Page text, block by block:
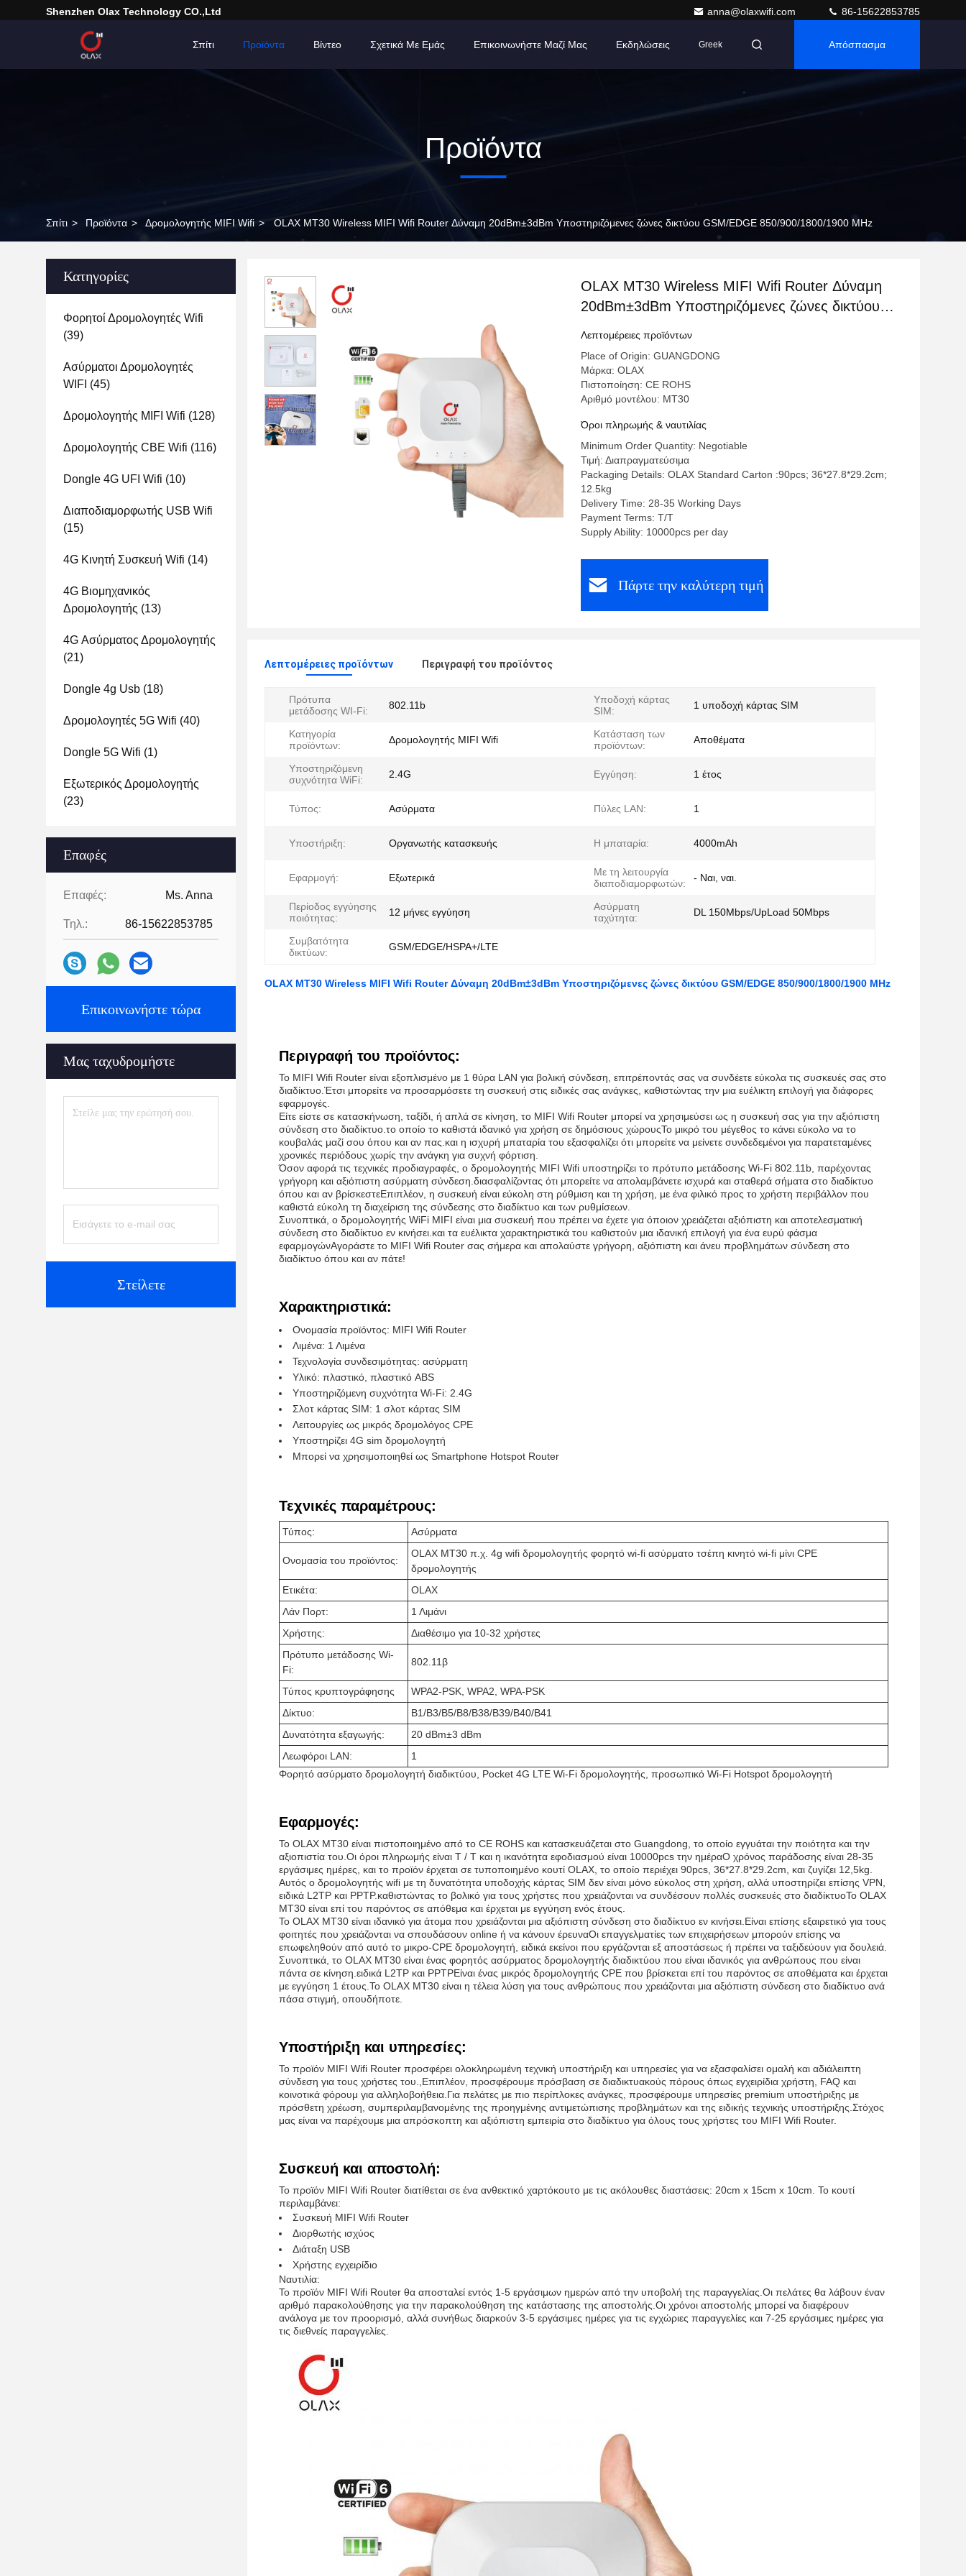
Shenzhen Olax Technology CO.,Ltd anna@olaxwifi.com 86-15622853785
Σπίτι Προϊόντα Βίντεο Σχετικά Με Εμάς Επικοινωνήστε Μαζί Μας Εκδηλώσεις Greek Απόσπασμα
Προϊόντα
Σπίτι > Προϊόντα > Δρομολογητής MIFI Wifi > OLAX MT30 Wireless MIFI Wifi Router Δύναμη 20dBm±3dBm Υποστηριζόμενες ζώνες δικτύου GSM/EDGE 850/900/1800/1900 MHz
Κατηγορίες
Φορητοί Δρομολογητές Wifi
(39)
Ασύρματοι Δρομολογητές
WIFI (45)
Δρομολογητής MIFI Wifi (128)
Δρομολογητής CBE Wifi (116)
Dongle 4G UFI Wifi (10)
Διαποδιαμορφωτής USB Wifi
(15)
4G Κινητή Συσκευή Wifi (14)
4G Βιομηχανικός
Δρομολογητής (13)
4G Ασύρματος Δρομολογητής
(21)
Dongle 4g Usb (18)
Δρομολογητές 5G Wifi (40)
Dongle 5G Wifi (1)
Εξωτερικός Δρομολογητής
(23)
Επαφές
Επαφές: Ms. Anna
Τηλ.: 86-15622853785
Επικοινωνήστε τώρα
Μας ταχυδρομήστε
Στείλετε
OLAX MT30 Wireless MIFI Wifi Router Δύναμη
20dBm±3dBm Υποστηριζόμενες ζώνες δικτύου
Λεπτομέρειες προϊόντων
Place of Origin: GUANGDONG
Μάρκα: OLAX
Πιστοποίηση: CE ROHS
Αριθμό μοντέλου: MT30
Όροι πληρωμής & ναυτιλίας
Minimum Order Quantity: Negotiable
Τιμή: Διαπραγματεύσιμα
Packaging Details: OLAX Standard Carton :90pcs; 36*27.8*29.2cm;
12.5kg
Delivery Time: 28-35 Working Days
Payment Terms: T/T
Supply Ability: 10000pcs per day
Πάρτε την καλύτερη τιμή
Λεπτομέρειες προϊόντων Περιγραφή του προϊόντος
Πρότυπα
μετάδοσης WI-Fi:
802.11b
Υποδοχή κάρτας
SIM:
1 υποδοχή κάρτας SIM
Κατηγορία
προϊόντων:
Δρομολογητής MIFI Wifi
Κατάσταση των
προϊόντων:
Αποθέματα
Υποστηριζόμενη
συχνότητα WiFi:
2.4G Εγγύηση: 1 έτος
Τύπος: Ασύρματα Πύλες LAN: 1
Υποστήριξη: Οργανωτής κατασκευής Η μπαταρία: 4000mAh
Εφαρμογή: Εξωτερικά
Με τη λειτουργία
διαποδιαμορφωτών:
- Ναι, ναι.
Περίοδος εγγύησης
ποιότητας:
12 μήνες εγγύηση
Ασύρματη
ταχύτητα:
DL 150Mbps/UpLoad 50Mbps
Συμβατότητα
δικτύων:
GSM/EDGE/HSPA+/LTE
OLAX MT30 Wireless MIFI Wifi Router Δύναμη 20dBm±3dBm Υποστηριζόμενες ζώνες δικτύου GSM/EDGE 850/900/1800/1900 MHz
Περιγραφή του προϊόντος:
Το MIFI Wifi Router είναι εξοπλισμένο με 1 θύρα LAN για βολική σύνδεση, επιτρέποντάς σας να συνδέετε εύκολα τις συσκευές σας στο
διαδίκτυο.Έτσι μπορείτε να προσαρμόσετε τη συσκευή στις ειδικές σας ανάγκες, καθιστώντας την μια ευέλικτη επιλογή για διάφορες
εφαρμογές.
Είτε είστε σε κατασκήνωση, ταξίδι, ή απλά σε κίνηση, το MIFI Wifi Router μπορεί να χρησιμεύσει ως η συσκευή σας για την αξιόπιστη
σύνδεση στο διαδίκτυο.το οποίο το καθιστά ιδανικό για χρήση σε δημόσιους χώρουςΤο μικρό του μέγεθος το κάνει εύκολο να το
κουβαλάς μαζί σου όπου και αν πας.και η ισχυρή μπαταρία του εξασφαλίζει ότι μπορείτε να μείνετε συνδεδεμένοι για παρατεταμένες
χρονικές περιόδους χωρίς την ανάγκη για συχνή φόρτιση.
Όσον αφορά τις τεχνικές προδιαγραφές, ο δρομολογητής MIFI Wifi υποστηρίζει το πρότυπο μετάδοσης Wi-Fi 802.11b, παρέχοντας
γρήγορη και αξιόπιστη ασύρματη σύνδεση.διασφαλίζοντας ότι μπορείτε να απολαμβάνετε ισχυρά και σταθερά σήματα στο διαδίκτυο
όπου και αν βρίσκεστεΕπιπλέον, η συσκευή είναι εύκολη στη ρύθμιση και τη χρήση, με ένα φιλικό προς το χρήστη περιβάλλον που
καθιστά εύκολη τη διαχείριση της σύνδεσης στο διαδίκτυο και των ρυθμίσεων.
Συνοπτικά, ο δρομολογητής WiFi MIFI είναι μια συσκευή που πρέπει να έχετε για όποιον χρειάζεται αξιόπιστη και αποτελεσματική
σύνδεση στο διαδίκτυο εν κινήσει.και τα ευέλικτα χαρακτηριστικά του καθιστούν μια ιδανική επιλογή για ένα ευρύ φάσμα
εφαρμογώνΑγοράστε το MIFI Wifi Router σας σήμερα και απολαύστε γρήγορη, αξιόπιστη και άνευ προβλημάτων σύνδεση στο
διαδίκτυο όπου και αν πάτε!
Χαρακτηριστικά:
Ονομασία προϊόντος: MIFI Wifi Router
Λιμένα: 1 Λιμένα
Τεχνολογία συνδεσιμότητας: ασύρματη
Υλικό: πλαστικό, πλαστικό ABS
Υποστηριζόμενη συχνότητα Wi-Fi: 2.4G
Σλοτ κάρτας SIM: 1 σλοτ κάρτας SIM
Λειτουργίες ως μικρός δρομολόγος CPE
Υποστηρίζει 4G sim δρομολογητή
Μπορεί να χρησιμοποιηθεί ως Smartphone Hotspot Router
Τεχνικές παραμέτρους:
Τύπος: Ασύρματα
Ονομασία του προϊόντος:
OLAX MT30 π.χ. 4g wifi δρομολογητής φορητό wi-fi ασύρματο τσέπη κινητό wi-fi μίνι CPE
δρομολογητής
Ετικέτα:
OLAX
Λάν Πορτ:
1 Λιμάνι
Χρήστης:
Διαθέσιμο για 10-32 χρήστες
Πρότυπο μετάδοσης Wi-
Fi:
802.11β
Τύπος κρυπτογράφησης
WPA2-PSK, WPA2, WPA-PSK
Δίκτυο:
Β1/Β3/Β5/Β8/Β38/Β39/Β40/Β41
Δυνατότητα εξαγωγής:
20 dBm±3 dBm
Λεωφόροι LAN:
1
Φορητό ασύρματο δρομολογητή διαδικτύου, Pocket 4G LTE Wi-Fi δρομολογητής, προσωπικό Wi-Fi Hotspot δρομολογητή
Εφαρμογές:
Το OLAX MT30 είναι πιστοποιημένο από το CE ROHS και κατασκευάζεται στο Guangdong, το οποίο εγγυάται την ποιότητα και την
αξιοπιστία του.Οι όροι πληρωμής είναι T / T και η ικανότητα εφοδιασμού είναι 10000pcs την ημέραΟ χρόνος παράδοσης είναι 28-35
εργάσιμες ημέρες, και το προϊόν έρχεται σε τυποποιημένο κουτί OLAX, το οποίο περιέχει 90pcs, 36*27.8*29.2cm, και ζυγίζει 12,5kg.
Αυτός ο δρομολογητής wifi με τη δυνατότητα υποδοχής κάρτας SIM δεν είναι μόνο εύκολος στη χρήση, αλλά υποστηρίζει επίσης VPN,
ειδικά L2TP και PPTP.καθιστώντας το βολικό για τους χρήστες που χρειάζονται να συνδέσουν πολλές συσκευές στο διαδίκτυοΤο OLAX
MT30 είναι επί του παρόντος σε απόθεμα και έρχεται με εγγύηση ενός έτους.
Το OLAX MT30 είναι ιδανικό για άτομα που χρειάζονται μια αξιόπιστη σύνδεση στο διαδίκτυο εν κινήσει.Είναι επίσης εξαιρετικό για τους
φοιτητές που χρειάζονται να σπουδάσουν online ή να κάνουν έρευναΟι επαγγελματίες των επιχειρήσεων μπορούν επίσης να
επωφεληθούν από αυτό το μικρο-CPE δρομολογητή, ειδικά εκείνοι που εργάζονται εξ αποστάσεως ή πρέπει να ταξιδεύουν για δουλειά.
Συνοπτικά, το OLAX MT30 είναι ένας φορητός ασύρματος δρομολογητής διαδικτύου που είναι ιδανικός για ανθρώπους που είναι
πάντα σε κίνηση.ειδικά L2TP και PPTPΕίναι ένας μικρός δρομολογητής CPE που βρίσκεται επί του παρόντος σε αποθέματα και έρχεται
με εγγύηση 1 έτους.Το OLAX MT30 είναι η τέλεια λύση για τους ανθρώπους που χρειάζονται μια αξιόπιστη σύνδεση στο διαδίκτυο ανά
πάσα στιγμή, οπουδήποτε.
Υποστήριξη και υπηρεσίες:
Το προϊόν MIFI Wifi Router προσφέρει ολοκληρωμένη τεχνική υποστήριξη και υπηρεσίες για να εξασφαλίσει ομαλή και αδιάλειπτη
σύνδεση για τους χρήστες του.,Επιπλέον, προσφέρουμε πρόσβαση σε διαδικτυακούς πόρους όπως εγχειρίδια χρήστη, FAQ και
κοινοτικά φόρουμ για αλληλοβοήθεια.Για πελάτες με πιο περίπλοκες ανάγκες, προσφέρουμε υπηρεσίες premium υποστήριξης με
πρόσθετη χρέωση, συμπεριλαμβανομένης της προηγμένης αντιμετώπισης προβλημάτων και της ειδικής τεχνικής υποστήριξης.Στόχος
μας είναι να παρέχουμε μια απρόσκοπτη και αξιόπιστη εμπειρία στο διαδίκτυο για όλους τους χρήστες του MIFI Wifi Router.
Συσκευή και αποστολή:
Το προϊόν MIFI Wifi Router διατίθεται σε ένα ανθεκτικό χαρτόκουτο με τις ακόλουθες διαστάσεις: 20cm x 15cm x 10cm. Το κουτί
περιλαμβάνει:
Συσκευή MIFI Wifi Router
Διορθωτής ισχύος
Διάταξη USB
Χρήστης εγχειρίδιο
Ναυτιλία:
Το προϊόν MIFI Wifi Router θα αποσταλεί εντός 1-5 εργάσιμων ημερών από την υποβολή της παραγγελίας.Οι πελάτες θα λάβουν έναν
αριθμό παρακολούθησης για την παρακολούθηση της κατάστασης της αποστολής.Οι χρόνοι αποστολής μπορεί να διαφέρουν
ανάλογα με τον προορισμό, αλλά συνήθως διαρκούν 3-5 εργάσιμες ημέρες για τις εγχώριες παραγγελίες και 7-25 εργάσιμες ημέρες για
τις διεθνείς παραγγελίες.